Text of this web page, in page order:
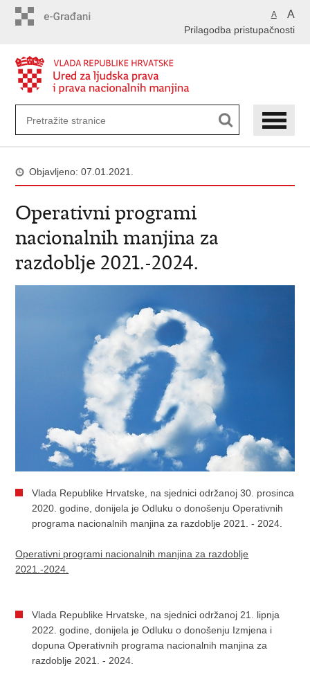
A A
Prilagodba pristupačnosti
Objavljeno: 07.01.2021.
Operativni programi
nacionalnih manjina za
razdoblje 2021.-2024.
Vlada Republike Hrvatske, na sjednici održanoj 30. prosinca
2020. godine, donijela je Odluku o donošenju Operativnih
programa nacionalnih manjina za razdoblje 2021. - 2024.
Operativni programi nacionalnih manjina za razdoblje
2021.-2024.
Vlada Republike Hrvatske, na sjednici održanoj 21. lipnja
2022. godine, donijela je Odluku o donošenju Izmjena i
dopuna Operativnih programa nacionalnih manjina za
razdoblje 2021. - 2024.